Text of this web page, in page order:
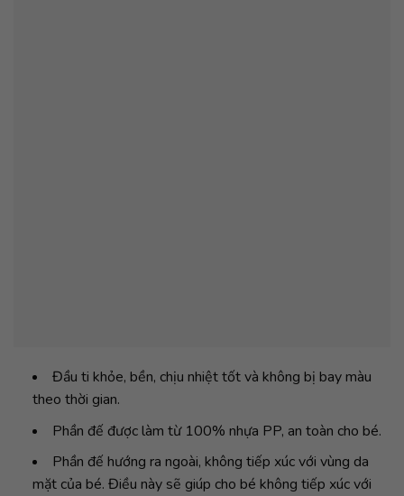
Đầu ti khỏe, bền, chịu nhiệt tốt và không bị bay màu
theo thời gian.
Phần đế được làm từ 100% nhựa PP, an toàn cho bé.
Phần đế hướng ra ngoài, không tiếp xúc với vùng da
mặt của bé. Điều này sẽ giúp cho bé không tiếp xúc với